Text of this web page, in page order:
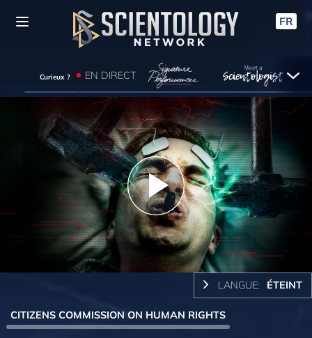
FR
Curieux ? EN DIRECT
Play
Video
LANGUE: ÉTEINT
CITIZENS COMMISSION ON HUMAN RIGHTS